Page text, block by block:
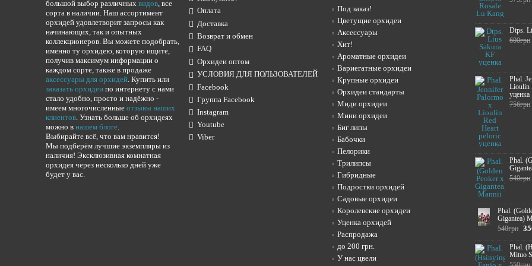
большой выбор различных видов, все
сорта в наличии. Наш ассортимент
орхидей удовлетворит запросы как
начинающих, так и опытных
коллекционеров. Вы можете подобрать,
именно ту орхидею, которую ищите,
получив максимум информации о
каждом сорте, также в продаже
аксессуары для орхидей. Купить или
заказать орхидеи по интернету с нами
стало удобно, просто и надёжно -
имеем многочисленные отзывы наших
клиентов. Узнать больше об орхидеях
можно в нашем блоге.
Выбирайте всё, что вам нравится!
Мы подберём лучшие экземпляры из
наличия! Эксклюзивная комнатная
орхидея через несколько дней уже
будет у вас.
Оплата
Доставка
Возврат и обмен
FAQ
Орхидеи оптом
УСЛОВИЯ ДЛЯ ПОЛЬЗОВАТЕЛЕЙ
Facebook
Группа Facebook
Instagram
Youtube
Viber
Под заказ!
Цветущие орхидеи
Аксессуары
Хит!
Ароматные орхидеи
Вариегатные орхидеи
Крупные орхидеи
Орхидеи стандарты
Миди орхидеи
Мини орхидеи
Биг липы
Бабочки
Пелорики
Трилипсы
Гибридные
Подростки орхидей
Садовые орхидеи
Королевские орхидеи
Уценка орхидей
Распродажа
до 200 грн.
У нас цвели
Dtps.
600грн
Phal.
Lioulin
уценка
756грн
Phal.
540грн
Phal.
Gigantea)
540грн
Phal.
Mituo